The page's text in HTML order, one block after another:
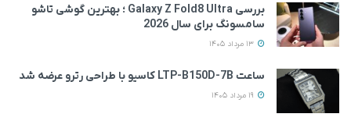
بررسی Galaxy Z Fold8 Ultra ؛ بهترین گوشی تاشو
سامسونگ برای سال 2026
ساعت LTP-B150D-7B کاسیو با طراحی رترو عرضه شد